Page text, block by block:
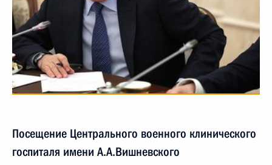
Посещение Центрального военного клинического
госпиталя имени А.А.Вишневского